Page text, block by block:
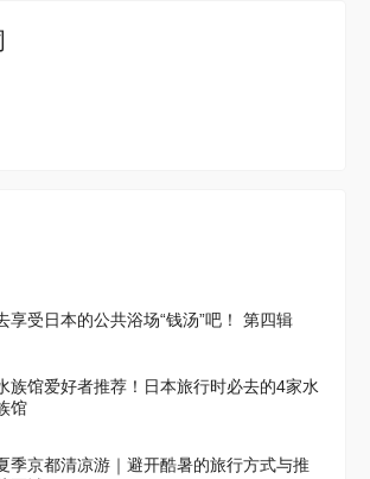
享受日本的公共浴场“钱汤”吧！ 第四辑
族馆爱好者推荐！日本旅行时必去的4家水
馆
季京都清凉游｜避开酷暑的旅行方式与推